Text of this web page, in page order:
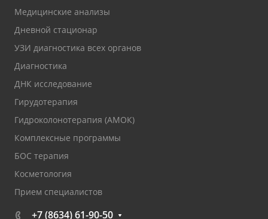
Медицинские анализы
Дневной стационар
УЗИ диагностика всех органов
Диагностика
ДНК исследование
Гирудотерапия
Гидроколонотерапия (АМОК)
Комплексные программы
БОС терапия
Косметология
Прием специалистов
+7 (8634) 61-90-50